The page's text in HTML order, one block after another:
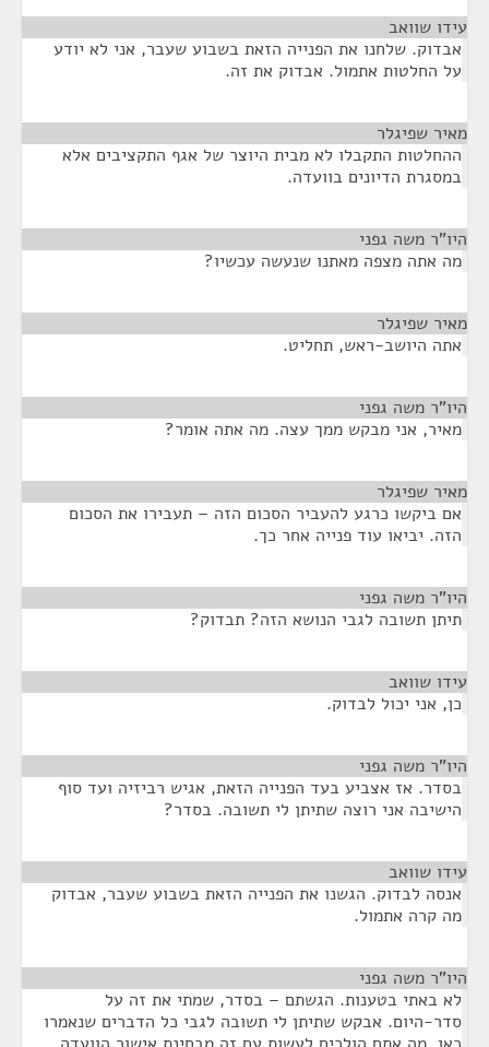
עידו שוואב
אבדוק. שלחנו את הפנייה הזאת בשבוע שעבר, אני לא יודע
על החלטות אתמול. אבדוק את זה.
מאיר שפיגלר
ההחלטות התקבלו לא מבית היוצר של אגף התקציבים אלא
במסגרת הדיונים בוועדה.
היו"ר משה גפני
מה אתה מצפה מאתנו שנעשה עכשיו?
מאיר שפיגלר
אתה היושב-ראש, תחליט.
היו"ר משה גפני
מאיר, אני מבקש ממך עצה. מה אתה אומר?
מאיר שפיגלר
אם ביקשו כרגע להעביר הסכום הזה – תעבירו את הסכום
הזה. יביאו עוד פנייה אחר כך.
היו"ר משה גפני
תיתן תשובה לגבי הנושא הזה? תבדוק?
עידו שוואב
כן, אני יכול לבדוק.
היו"ר משה גפני
בסדר. אז אצביע בעד הפנייה הזאת, אגיש רביזיה ועד סוף
הישיבה אני רוצה שתיתן לי תשובה. בסדר?
עידו שוואב
אנסה לבדוק. הגשנו את הפנייה הזאת בשבוע שעבר, אבדוק
מה קרה אתמול.
היו"ר משה גפני
לא באתי בטענות. הגשתם – בסדר, שמתי את זה על
סדר-היום. אבקש שתיתן לי תשובה לגבי כל הדברים שנאמרו